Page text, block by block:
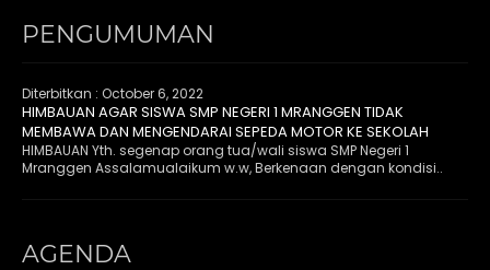
PENGUMUMAN
Diterbitkan : October 6, 2022
HIMBAUAN AGAR SISWA SMP NEGERI 1 MRANGGEN TIDAK
MEMBAWA DAN MENGENDARAI SEPEDA MOTOR KE SEKOLAH
HIMBAUAN Yth. segenap orang tua/wali siswa SMP Negeri 1
Mranggen Assalamualaikum w.w, Berkenaan dengan kondisi..
AGENDA